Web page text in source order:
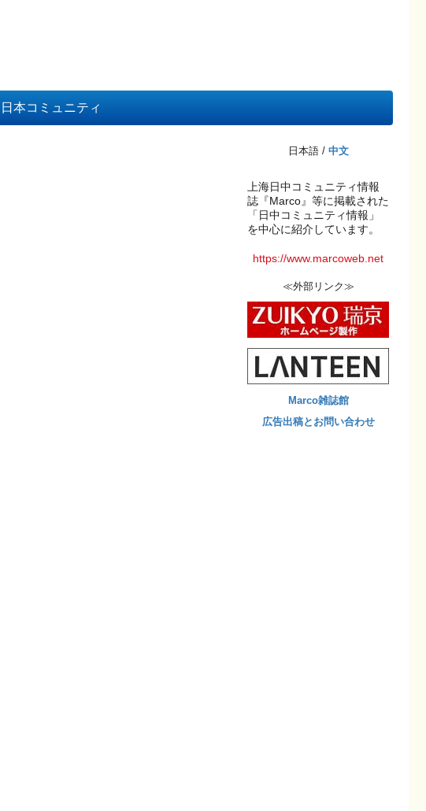
日本コミュニティ
日本語 / 中文
上海日中コミュニティ情報
誌『Marco』等に掲載された
「日中コミュニティ情報」
を中心に紹介しています。
https://www.marcoweb.net
≪外部リンク≫
Marco雑誌館
広告出稿とお問い合わせ